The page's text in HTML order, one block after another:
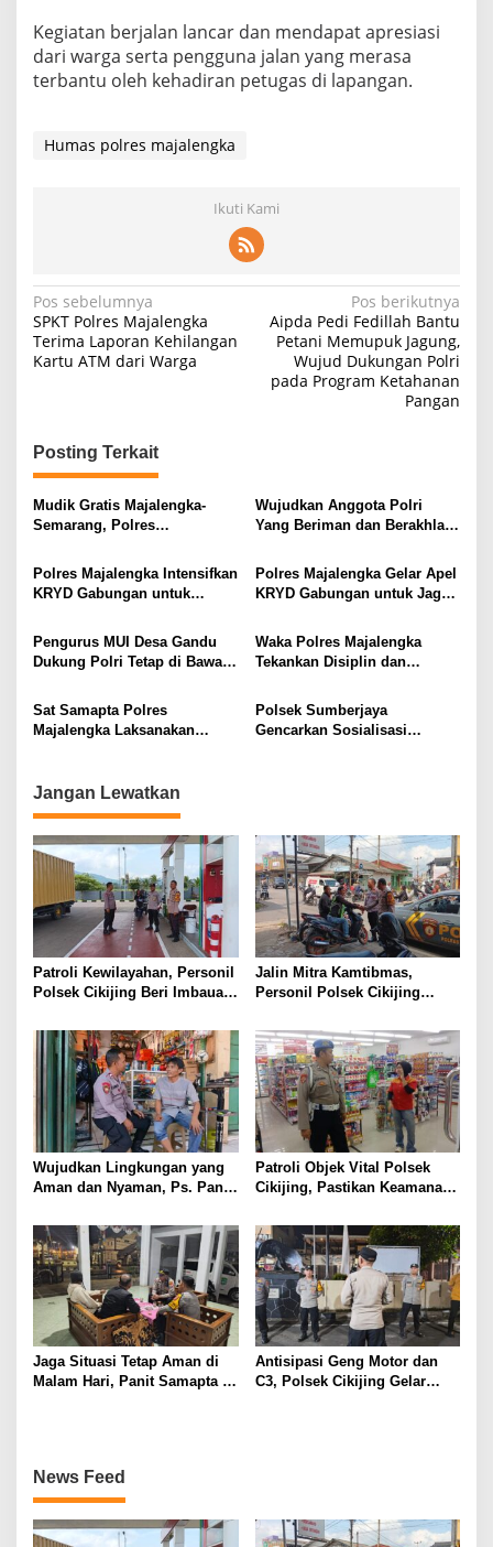
Kegiatan berjalan lancar dan mendapat apresiasi
dari warga serta pengguna jalan yang merasa
terbantu oleh kehadiran petugas di lapangan.
Humas polres majalengka
Ikuti Kami
Navigasi
pos
Pos sebelumnya
SPKT Polres Majalengka
Terima Laporan Kehilangan
Kartu ATM dari Warga
Pos berikutnya
Aipda Pedi Fedillah Bantu
Petani Memupuk Jagung,
Wujud Dukungan Polri
pada Program Ketahanan
Pangan
Posting Terkait
Mudik Gratis Majalengka-
Semarang, Polres
Wujudkan Anggota Polri
Yang Beriman dan Berakhlak
Binrohtal Melalui Zoom
Meeting
Polres Majalengka Intensifkan
KRYD Gabungan untuk
Polres Majalengka Gelar Apel
KRYD Gabungan untuk Jaga
Pengurus MUI Desa Gandu
Dukung Polri Tetap di Bawah
Waka Polres Majalengka
Tekankan Disiplin dan
Jam Pimpinan
Sat Samapta Polres
Majalengka Laksanakan
Polsek Sumberjaya
Gencarkan Sosialisasi
Jangan Lewatkan
Patroli Kewilayahan, Personil
Polsek Cikijing Beri Imbauan
Jalin Mitra Kamtibmas,
Personil Polsek Cikijing
Pengendara Ojek Pangkalan
Wujudkan Lingkungan yang
Aman dan Nyaman, Ps. Panit
Sambangi Warga Desa
Cikijing
Patroli Objek Vital Polsek
Cikijing, Pastikan Keamanan
Aman Kepada Masyarakat
Jaga Situasi Tetap Aman di
Malam Hari, Panit Samapta II
Antisipasi Geng Motor dan
C3, Polsek Cikijing Gelar
News Feed